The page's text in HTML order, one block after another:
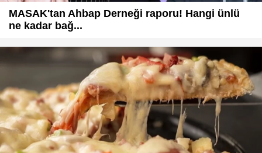
MASAK'tan Ahbap Derneği raporu! Hangi ünlü
ne kadar bağ...